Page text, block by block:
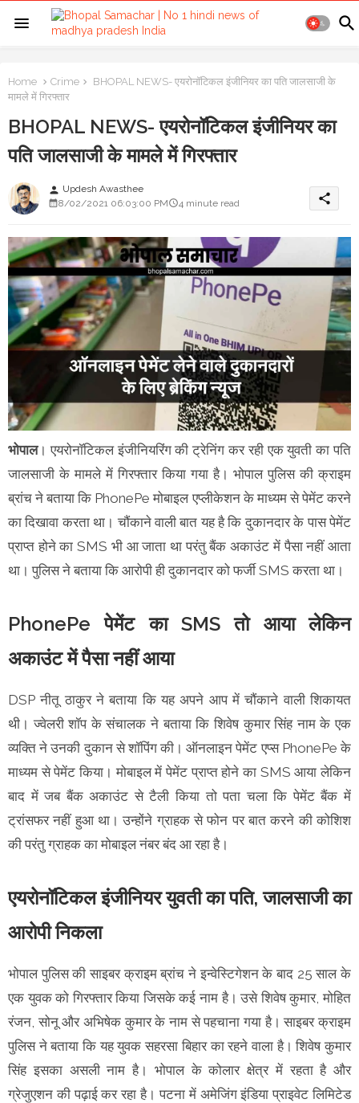
Home Crime
BHOPAL NEWS- एयरोनॉटिकल इंजीनियर का पति जालसाजी के
मामले में गिरफ्तार
BHOPAL NEWS- एयरोनॉटिकल इंजीनियर का
पति जालसाजी के मामले में गिरफ्तार
person Updesh Awasthee
8/02/2021 06:03:00 PM
4 minute read share
भोपाल। एयरोनॉटिकल इंजीनियरिंग की ट्रेनिंग कर रही एक युवती का पति
जालसाजी के मामले में गिरफ्तार किया गया है। भोपाल पुलिस की क्राइम
ब्रांच ने बताया कि PhonePe मोबाइल एप्लीकेशन के माध्यम से पेमेंट करने
का दिखावा करता था। चौंकाने वाली बात यह है कि दुकानदार के पास पेमेंट
प्राप्त होने का SMS भी आ जाता था परंतु बैंक अकाउंट में पैसा नहीं आता
था। पुलिस ने बताया कि आरोपी ही दुकानदार को फर्जी SMS करता था।
PhonePe पेमेंट का SMS तो आया लेकिन
अकाउंट में पैसा नहीं आया
DSP नीतू ठाकुर ने बताया कि यह अपने आप में चौंकाने वाली शिकायत
थी। ज्वेलरी शॉप के संचालक ने बताया कि शिवेष कुमार सिंह नाम के एक
व्यक्ति ने उनकी दुकान से शॉपिंग की। ऑनलाइन पेमेंट एप्स PhonePe के
माध्यम से पेमेंट किया। मोबाइल में पेमेंट प्राप्त होने का SMS आया लेकिन
बाद में जब बैंक अकाउंट से टैली किया तो पता चला कि पेमेंट बैंक में
ट्रांसफर नहीं हुआ था। उन्होंने ग्राहक से फोन पर बात करने की कोशिश
की परंतु ग्राहक का मोबाइल नंबर बंद आ रहा है।
एयरोनॉटिकल इंजीनियर युवती का पति, जालसाजी का
आरोपी निकला
भोपाल पुलिस की साइबर क्राइम ब्रांच ने इन्वेस्टिगेशन के बाद 25 साल के
एक युवक को गिरफ्तार किया जिसके कई नाम है। उसे शिवेष कुमार, मोहित
रंजन, सोनू और अभिषेक कुमार के नाम से पहचाना गया है। साइबर क्राइम
पुलिस ने बताया कि यह युवक सहरसा बिहार का रहने वाला है। शिवेष कुमार
सिंह इसका असली नाम है। भोपाल के कोलार क्षेत्र में रहता है और
ग्रेजुएशन की पढ़ाई कर रहा है। पटना में अमेजिंग इंडिया प्राइवेट लिमिटेड